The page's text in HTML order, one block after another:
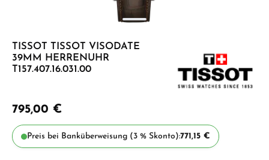
TISSOT TISSOT VISODATE
39MM HERRENUHR
T157.407.16.031.00
795,00 €
Preis bei Banküberweisung (3 % Skonto):771,15 €